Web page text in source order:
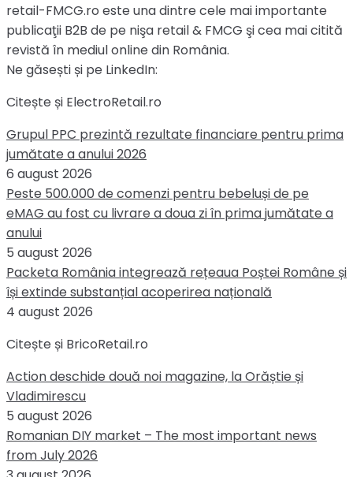
retail-FMCG.ro este una dintre cele mai importante
publicaţii B2B de pe nişa retail & FMCG şi cea mai citită
revistă în mediul online din România.
Ne găsești și pe LinkedIn:
Citește și ElectroRetail.ro
Grupul PPC prezintă rezultate financiare pentru prima
jumătate a anului 2026
6 august 2026
Peste 500.000 de comenzi pentru bebeluși de pe
eMAG au fost cu livrare a doua zi în prima jumătate a
anului
5 august 2026
Packeta România integrează rețeaua Poștei Române și
își extinde substanțial acoperirea națională
4 august 2026
Citește și BricoRetail.ro
Action deschide două noi magazine, la Orăștie și
Vladimirescu
5 august 2026
Romanian DIY market – The most important news
from July 2026